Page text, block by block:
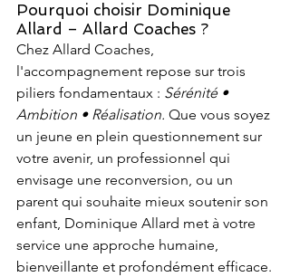
Pourquoi choisir Dominique
Allard – Allard Coaches ?
Chez Allard Coaches,
l'accompagnement repose sur trois
piliers fondamentaux : Sérénité •
Ambition • Réalisation. Que vous soyez
un jeune en plein questionnement sur
votre avenir, un professionnel qui
envisage une reconversion, ou un
parent qui souhaite mieux soutenir son
enfant, Dominique Allard met à votre
service une approche humaine,
bienveillante et profondément efficace.